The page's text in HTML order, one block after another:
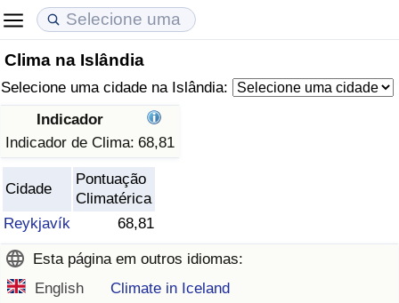
Clima na Islândia
Selecione uma cidade na Islândia:
Indicador
Indicador de Clima: 68,81
Cidade
Pontuação
Climatérica
Reykjavík
68,81
Esta página em outros idiomas:
English
Climate in Iceland
Custo de Vida
Indicador de Custo de Vida (Atual)
Indicador de Custo de Vida
Indicador de Custo de Vida Por País
em Aqaba
Preços de Imóveis
Indicador de Preços de Imóveis (Atual)
Indicador de Preços de Imóveis
Indicador de Preços de Imóveis por País
Qualidade de Vida
Indicador de Qualidade de Vida
Indicador de Qualidade de Vida (Atual)
Índice de qualidade de vida por país
Crime
Taxa do Indicador de Crime (Atual)